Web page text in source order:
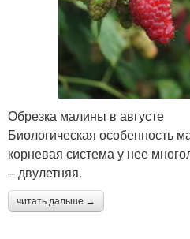
Обрезка малины в августе
Биологическая особенность
корневая система у нее
– двулетняя.
читать дальше →